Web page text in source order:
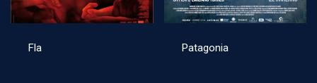
Fla Patagonia